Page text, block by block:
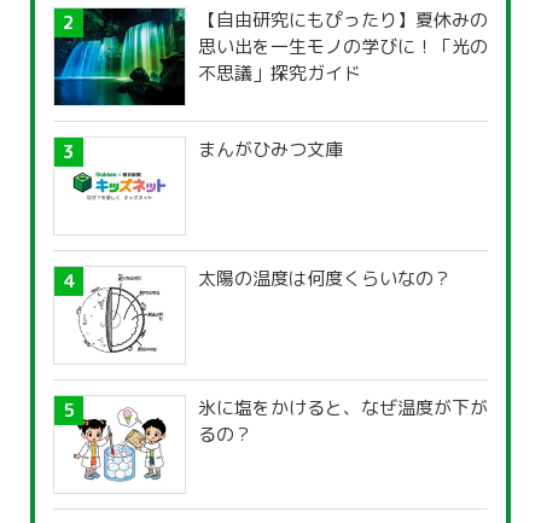
【自由研究にもぴったり】夏休みの
思い出を一生モノの学びに！「光の
不思議」探究ガイド
まんがひみつ文庫
太陽の温度は何度くらいなの？
氷に塩をかけると、なぜ温度が下が
るの？